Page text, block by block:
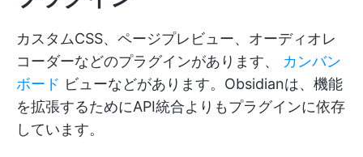
カスタムCSS、ページプレビュー、オーディオレ
コーダーなどのプラグインがあります、 カンバン
ボード ビューなどがあります。Obsidianは、機能
を拡張するためにAPI統合よりもプラグインに依存
しています。